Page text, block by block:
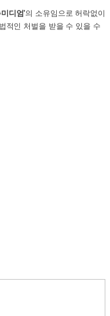
디엄'의 소유임으로 허락없이
적인 처벌을 받을 수 있을 수